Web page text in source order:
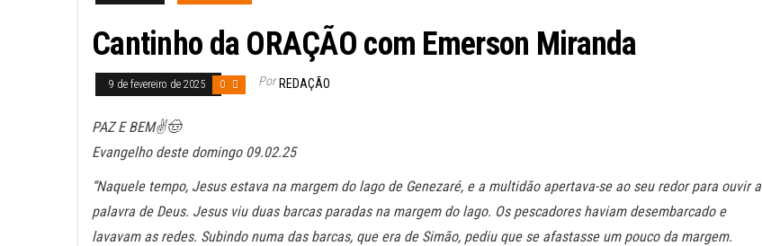
Cantinho da ORAÇÃO com Emerson Miranda
9 de fevereiro de 2025 0 Por REDAÇÃO
PAZ E BEM✌️🤠
Evangelho deste domingo 09.02.25
“Naquele tempo, Jesus estava na margem do lago de Genezaré, e a multidão apertava-se ao seu redor para ouvir a
palavra de Deus. Jesus viu duas barcas paradas na margem do lago. Os pescadores haviam desembarcado e
lavavam as redes. Subindo numa das barcas, que era de Simão, pediu que se afastasse um pouco da margem.